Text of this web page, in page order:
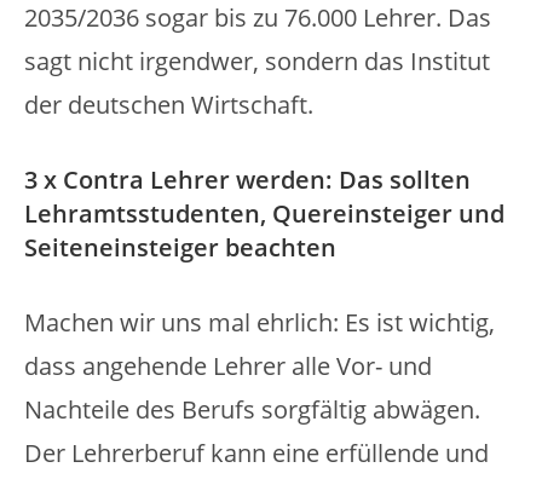
2035/2036 sogar bis zu 76.000 Lehrer. Das
sagt nicht irgendwer, sondern das Institut
der deutschen Wirtschaft.
3 x Contra Lehrer werden: Das sollten
Lehramtsstudenten, Quereinsteiger und
Seiteneinsteiger beachten
Machen wir uns mal ehrlich: Es ist wichtig,
dass angehende Lehrer alle Vor- und
Nachteile des Berufs sorgfältig abwägen.
Der Lehrerberuf kann eine erfüllende und